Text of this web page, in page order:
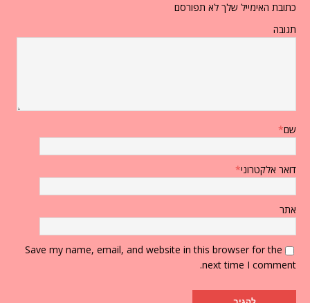
כתובת האימייל שלך לא תפורסם
תגובה
שם*
דואר אלקטרוני*
אתר
Save my name, email, and website in this browser for the
next time I comment.